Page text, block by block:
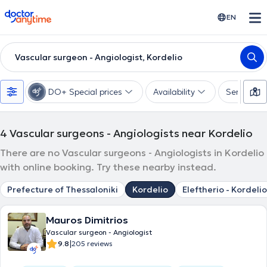
doctoranytime EN
Vascular surgeon - Angiologist, Kordelio
DO+ Special prices Availability Services
4 Vascular surgeons - Angiologists near Kordelio
There are no Vascular surgeons - Angiologists in Kordelio
with online booking. Try these nearby instead.
Prefecture of Thessaloniki Kordelio Eleftherio - Kordelio
Mauros Dimitrios
Vascular surgeon - Angiologist
9.8|205 reviews